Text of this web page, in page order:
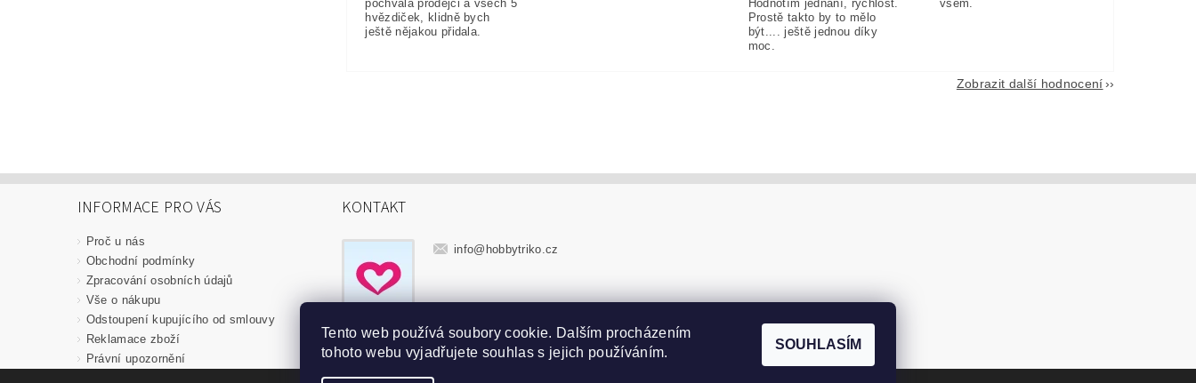
pochvala prodejci a všech 5
hvězdiček, klidně bych
ještě nějakou přidala.
Hodnotím jednání, rychlost.
Prostě takto by to mělo
být.... ještě jednou díky
moc.
všem.
Zobrazit další hodnocení
INFORMACE PRO VÁS
Proč u nás
Obchodní podmínky
Zpracování osobních údajů
Vše o nákupu
Odstoupení kupujícího od smlouvy
Reklamace zboží
Právní upozornění
KONTAKT
info@ hobbytriko.cz
Tento web používá soubory cookie. Dalším procházením
tohoto webu vyjadřujete souhlas s jejich používáním.
SOUHLASÍM